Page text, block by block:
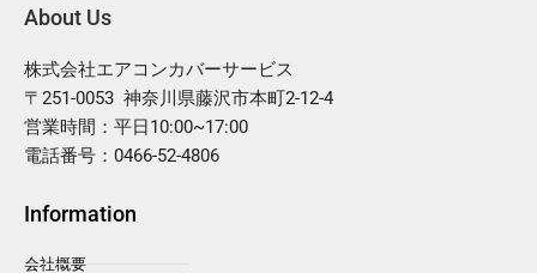
About Us
株式会社エアコンカバーサービス
〒251-0053 神奈川県藤沢市本町2-12-4
営業時間：平日10:00~17:00
電話番号：0466-52-4806
Information
会社概要